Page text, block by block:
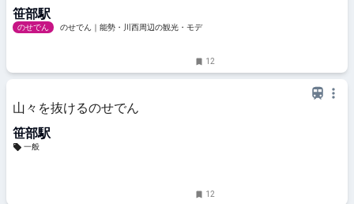
笹部駅
のせでん
のせでん｜能勢・川西周辺の観光・モデル
12
山々を抜けるのせでん
笹部駅
一般
12